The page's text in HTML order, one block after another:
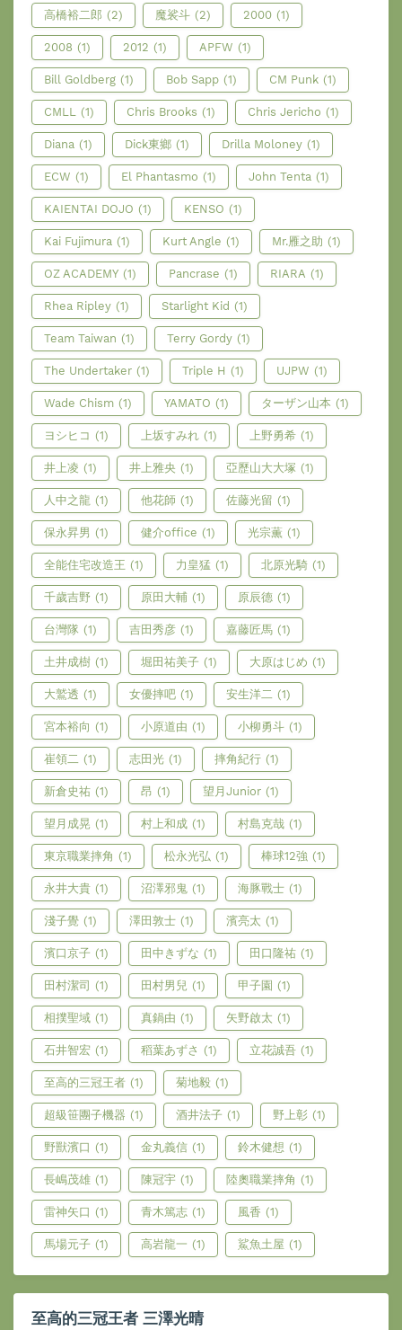
高橋裕二郎 (2) 魔裟斗 (2) 2000 (1)
2008 (1) 2012 (1) APFW (1)
Bill Goldberg (1) Bob Sapp (1) CM Punk (1)
CMLL (1) Chris Brooks (1) Chris Jericho (1)
Diana (1) Dick東鄉 (1) Drilla Moloney (1)
ECW (1) El Phantasmo (1) John Tenta (1)
KAIENTAI DOJO (1) KENSO (1)
Kai Fujimura (1) Kurt Angle (1) Mr.雁之助 (1)
OZ ACADEMY (1) Pancrase (1) RIARA (1)
Rhea Ripley (1) Starlight Kid (1)
Team Taiwan (1) Terry Gordy (1)
The Undertaker (1) Triple H (1) UJPW (1)
Wade Chism (1) YAMATO (1) ターザン山本 (1)
ヨシヒコ (1) 上坂すみれ (1) 上野勇希 (1)
井上凌 (1) 井上雅央 (1) 亞歷山大大塚 (1)
人中之龍 (1) 他花師 (1) 佐藤光留 (1)
保永昇男 (1) 健介office (1) 光宗薫 (1)
全能住宅改造王 (1) 力皇猛 (1) 北原光騎 (1)
千歲吉野 (1) 原田大輔 (1) 原辰德 (1)
台灣隊 (1) 吉田秀彦 (1) 嘉藤匠馬 (1)
土井成樹 (1) 堀田祐美子 (1) 大原はじめ (1)
大鷲透 (1) 女優摔吧 (1) 安生洋二 (1)
宮本裕向 (1) 小原道由 (1) 小柳勇斗 (1)
崔領二 (1) 志田光 (1) 摔角紀行 (1)
新倉史祐 (1) 昂 (1) 望月Junior (1)
望月成晃 (1) 村上和成 (1) 村島克哉 (1)
東京職業摔角 (1) 松永光弘 (1) 棒球12強 (1)
永井大貴 (1) 沼澤邪鬼 (1) 海豚戰士 (1)
淺子覺 (1) 澤田敦士 (1) 濱亮太 (1)
濱口京子 (1) 田中きずな (1) 田口隆祐 (1)
田村潔司 (1) 田村男兒 (1) 甲子園 (1)
相撲聖域 (1) 真鍋由 (1) 矢野啟太 (1)
石井智宏 (1) 稻葉あずさ (1) 立花誠吾 (1)
至高的三冠王者 (1) 菊地毅 (1)
超級笹團子機器 (1) 酒井法子 (1) 野上彰 (1)
野獸濱口 (1) 金丸義信 (1) 鈴木健想 (1)
長嶋茂雄 (1) 陳冠宇 (1) 陸奧職業摔角 (1)
雷神矢口 (1) 青木篤志 (1) 風香 (1)
馬場元子 (1) 高岩龍一 (1) 鯊魚土屋 (1)
至高的三冠王者 三澤光晴